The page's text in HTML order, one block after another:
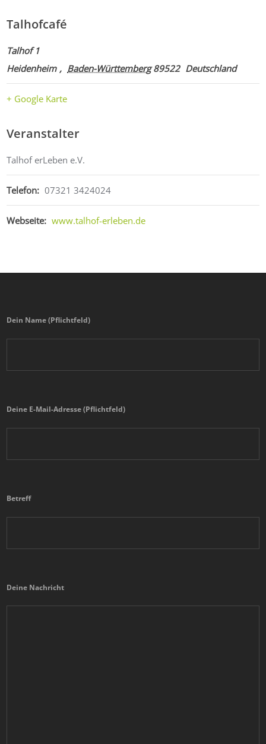
Talhofcafé
Talhof 1
Heidenheim , Baden-Württemberg 89522 Deutschland
+ Google Karte
Veranstalter
Talhof erLeben e.V.
Telefon: 07321 3424024
Webseite: www.talhof-erleben.de
Dein Name (Pflichtfeld)
Deine E-Mail-Adresse (Pflichtfeld)
Betreff
Deine Nachricht